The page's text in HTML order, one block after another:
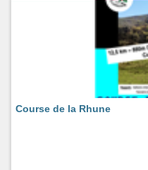
Course de la Rhune